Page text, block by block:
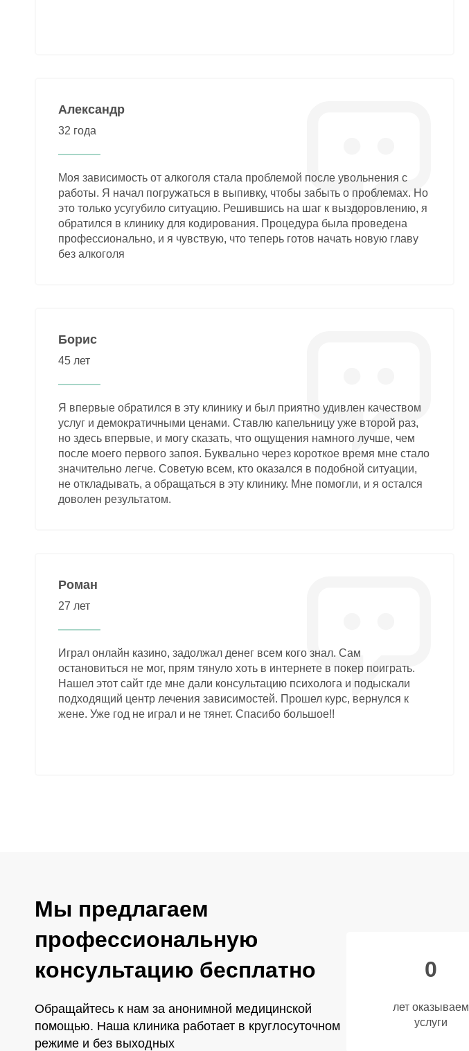
Александр
32 года
Моя зависимость от алкоголя стала проблемой после увольнения с
работы. Я начал погружаться в выпивку, чтобы забыть о проблемах. Но
это только усугубило ситуацию. Решившись на шаг к выздоровлению, я
обратился в клинику для кодирования. Процедура была проведена
профессионально, и я чувствую, что теперь готов начать новую главу
без алкоголя
Борис
45 лет
Я впервые обратился в эту клинику и был приятно удивлен качеством
услуг и демократичными ценами. Ставлю капельницу уже второй раз,
но здесь впервые, и могу сказать, что ощущения намного лучше, чем
после моего первого запоя. Буквально через короткое время мне стало
значительно легче. Советую всем, кто оказался в подобной ситуации,
не откладывать, а обращаться в эту клинику. Мне помогли, и я остался
доволен результатом.
Роман
27 лет
Играл онлайн казино, задолжал денег всем кого знал. Сам
остановиться не мог, прям тянуло хоть в интернете в покер поиграть.
Нашел этот сайт где мне дали консультацию психолога и подыскали
подходящий центр лечения зависимостей. Прошел курс, вернулся к
жене. Уже год не играл и не тянет. Спасибо большое!!
Мы предлагаем
профессиональную
консультацию бесплатно
Обращайтесь к нам за анонимной медицинской
помощью. Наша клиника работает в круглосуточном
режиме и без выходных
0
лет оказываем
услуги